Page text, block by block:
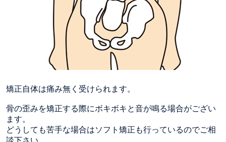
矯正自体は痛み無く受けられます。
骨の歪みを矯正する際にボキボキと音が鳴る場合がござい
ます。
どうしても苦手な場合はソフト矯正も行っているのでご相
談下さい。